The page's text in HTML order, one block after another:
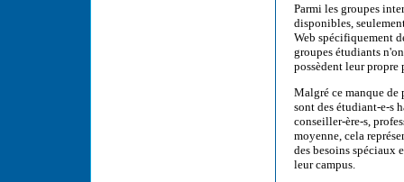
Parmi les groupes
disponibles,
Web spécifiquement
groupes étudiants
possèdent leur propre
Malgré ce manque de
sont des étudiant-e-s
conseiller-ère-s,
moyenne, cela
des besoins spéciaux
leur campus.